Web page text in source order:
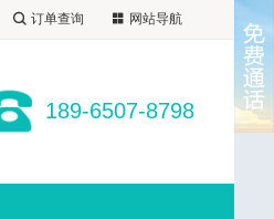
订单查询 网站导航
189-6507-8798